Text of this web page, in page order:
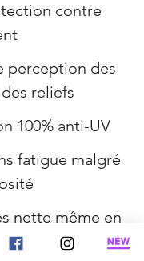
contre
perception des
reliefs
100% anti-UV
fatigue malgré
nette même en
défavorable